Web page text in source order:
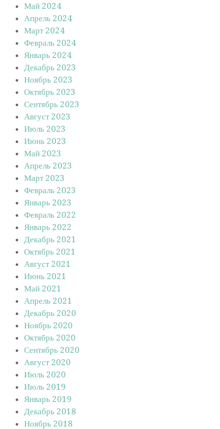
Май 2024
Апрель 2024
Март 2024
Февраль 2024
Январь 2024
Декабрь 2023
Ноябрь 2023
Октябрь 2023
Сентябрь 2023
Август 2023
Июль 2023
Июнь 2023
Май 2023
Апрель 2023
Март 2023
Февраль 2023
Январь 2023
Февраль 2022
Январь 2022
Декабрь 2021
Октябрь 2021
Август 2021
Июнь 2021
Май 2021
Апрель 2021
Декабрь 2020
Ноябрь 2020
Октябрь 2020
Сентябрь 2020
Август 2020
Июль 2020
Июль 2019
Январь 2019
Декабрь 2018
Ноябрь 2018